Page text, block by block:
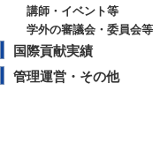
講師・イベント等
学外の審議会・委員会等
国際貢献実績
管理運営・その他